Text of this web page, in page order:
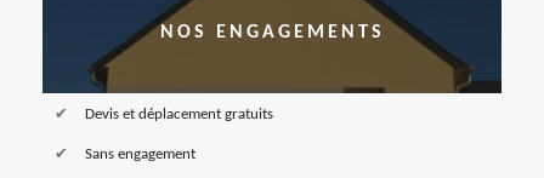
NOS ENGAGEMENTS
Devis et déplacement gratuits
Sans engagement